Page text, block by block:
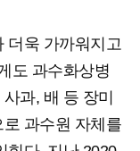
더욱 가까워지고
도 과수화상병
과, 배 등 장미
과수원 자체를